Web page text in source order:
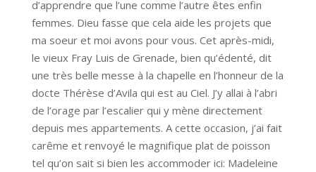
d’apprendre que l’une comme l’autre êtes enfin
femmes. Dieu fasse que cela aide les projets que
ma soeur et moi avons pour vous. Cet après-midi,
le vieux Fray Luis de Grenade, bien qu’édenté, dit
une très belle messe à la chapelle en l’honneur de la
docte Thérèse d’Avila qui est au Ciel. J’y allai à l’abri
de l’orage par l’escalier qui y mène directement
depuis mes appartements. A cette occasion, j’ai fait
carême et renvoyé le magnifique plat de poisson
tel qu’on sait si bien les accommoder ici: Madeleine